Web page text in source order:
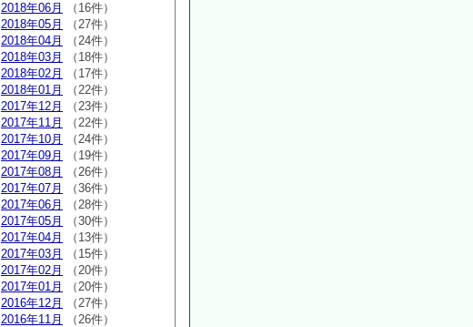
2018年06月
（16件）
2018年05月
（27件）
2018年04月
（24件）
2018年03月
（18件）
2018年02月
（17件）
2018年01月
（22件）
2017年12月
（23件）
2017年11月
（22件）
2017年10月
（24件）
2017年09月
（19件）
2017年08月
（26件）
2017年07月
（36件）
2017年06月
（28件）
2017年05月
（30件）
2017年04月
（13件）
2017年03月
（15件）
2017年02月
（20件）
2017年01月
（20件）
2016年12月
（27件）
2016年11月
（26件）